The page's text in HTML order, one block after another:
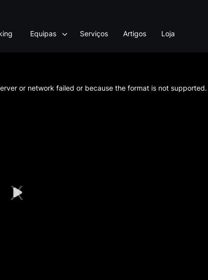
Equipas Serviços Artigos Loja
Play
or network failed or because the format is not supported.